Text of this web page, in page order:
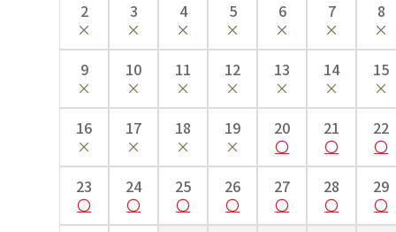
■肩裄…手を斜め45度位にして、首のつけ根から肩へかけ
■袖丈…袖の上端から下端までの長さ。
■袴丈…袴の前側の紐下からの長さ。
ご自身の袴丈を知る方法
2 3 4 5 6 7 8
9 10 11 12 13 14 15
16 17 18 19 20 21 22
23 24 25 26 27 28 29